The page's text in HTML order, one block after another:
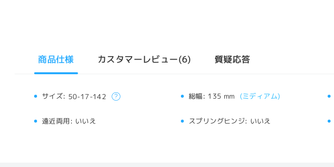
商品仕様 カスタマーレビュー(6) 質疑応答
サイズ: 50-17-142 総幅: 135 mm (ミディアム)
遠近両用: いいえ スプリングヒンジ: いいえ